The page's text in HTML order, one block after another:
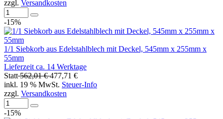
zzgl. Versandkosten
-15%
1/1 Siebkorb aus Edelstahlblech mit Deckel, 545mm x 255mm x
55mm
Lieferzeit ca. 14 Werktage
Statt562,01 €477,71 €
inkl. 19 % MwSt. Steuer-Info
zzgl. Versandkosten
-15%